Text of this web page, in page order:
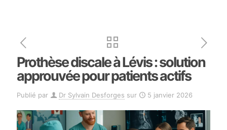
Prothèse discale à Lévis : solution
approuvée pour patients actifs
Publié par Dr Sylvain Desforges sur 5 janvier 2026